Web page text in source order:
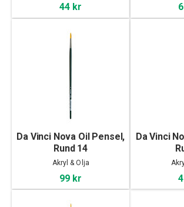
44 kr
Da Vinci Nova Oil Pensel,
Rund 14
Akryl & Olja
99 kr
Da Vinci